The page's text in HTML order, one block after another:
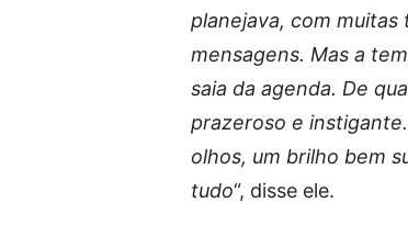
planejava, com
mensagens. Mas a
saia da agenda. De
prazeroso e
olhos, um brilho bem
tudo“, disse ele.